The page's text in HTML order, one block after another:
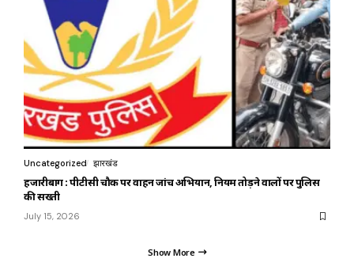
Uncategorized झारखंड
हजारीबाग : पीटीसी चौक पर वाहन जांच अभियान, नियम तोड़ने वालों पर पुलिस
की सख्ती
July 15, 2026
Show More